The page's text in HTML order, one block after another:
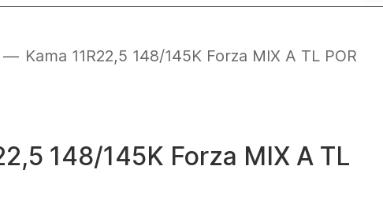
— Kama 11R22,5 148/145K Forza MIX A TL POR
148/145K Forza MIX A TL